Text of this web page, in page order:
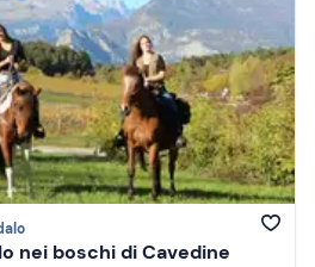
nei boschi di Cavedine